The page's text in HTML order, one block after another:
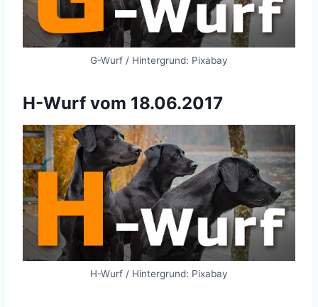
G-Wurf / Hintergrund: Pixabay
H-Wurf vom 18.06.2017
H-Wurf / Hintergrund: Pixabay